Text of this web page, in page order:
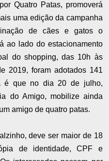
Quatro Patas, promoverá
uma edição da campanha
de cães e gatos o
ao lado do estacionamento
do shopping, das 10h às
2019, foram adotados 141
é que no dia 20 de julho,
do Amigo, mobilize ainda
amigo de quatro patas.
deve ser maior de 18
de identidade, CPF e